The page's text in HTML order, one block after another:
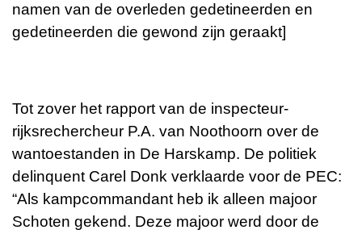
namen van de overleden gedetineerden en
gedetineerden die gewond zijn geraakt]
Tot zover het rapport van de inspecteur-
rijksrechercheur P.A. van Noothoorn over de
wantoestanden in De Harskamp. De politiek
delinquent Carel Donk verklaarde voor de PEC:
“Als kampcommandant heb ik alleen majoor
Schoten gekend. Deze majoor werd door de